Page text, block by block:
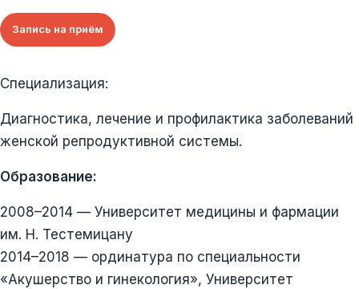
Запись на приём
Специализация:
Диагностика, лечение и профилактика заболеваний
женской репродуктивной системы.
Образование:
2008–2014 — Университет медицины и фармации
им. Н. Тестемицану
2014–2018 — ординатура по специальности
«Акушерство и гинекология», Университет